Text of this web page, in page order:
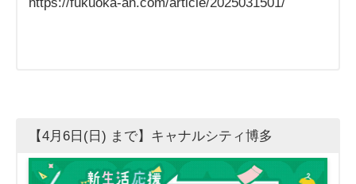
【4月6日(日) まで】キャナルシティ博多